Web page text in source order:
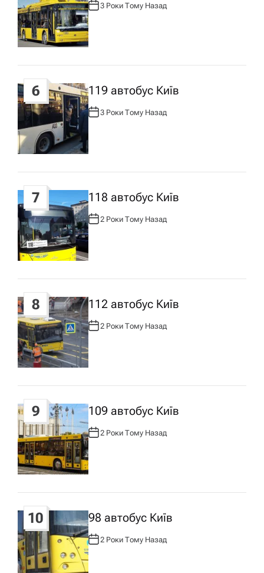
А
В
Т
О
Р
:
3 Роки Тому Назад
6 119 автобус Київ
А
Р
:
3 Роки Тому Назад
7 118 автобус Київ
А
В
Т
Р
:
2 Роки Тому Назад
8 112 автобус Київ
А
В
О
Р
:
2 Роки Тому Назад
9 109 автобус Київ
А
В
Т
О
Р
:
2 Роки Тому Назад
10 98 автобус Київ
А
В
Т
2 Роки Тому Назад